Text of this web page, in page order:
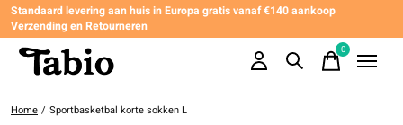
Standaard levering aan huis in Europa gratis vanaf €140 aankoop
Verzending en Retourneren
0items
Home / Sportbasketbal korte sokken L